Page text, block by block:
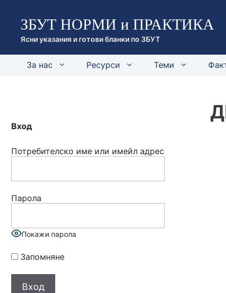
съдържанието
ЗБУТ НОРМИ и ПРАКТИКА
Ясни указания и готови бланки по ЗБУТ
За нас Ресурси Теми
Вход
Потребителско име или имейл адрес
Парола
Покажи парола
Запомняне